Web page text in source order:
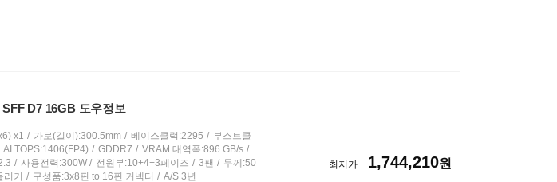
D7 16GB 도우정보
x1 가로(길이):300.5mm 베이스클럭:2295
부스트클
AI TOPS:1406(FP4) GDDR7
VRAM 대역폭:896 GB/s
사용전력:300W 전원부:10+4+3페이즈 3팬
두께:50
키 구성품:3x8핀 to 16핀 커넥터 A/S 3년
최저가 1,744,210원